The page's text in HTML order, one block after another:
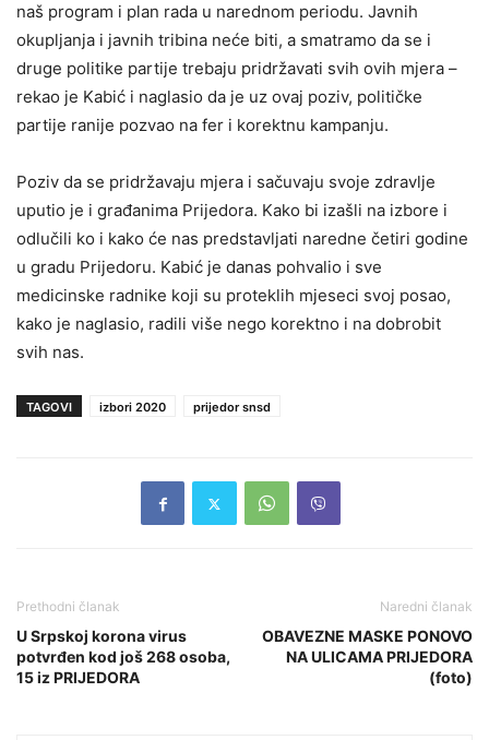
naš program i plan rada u narednom periodu. Javnih
okupljanja i javnih tribina neće biti, a smatramo da se i
druge politike partije trebaju pridržavati svih ovih mjera –
rekao je Kabić i naglasio da je uz ovaj poziv, političke
partije ranije pozvao na fer i korektnu kampanju.
Poziv da se pridržavaju mjera i sačuvaju svoje zdravlje
uputio je i građanima Prijedora. Kako bi izašli na izbore i
odlučili ko i kako će nas predstavljati naredne četiri godine
u gradu Prijedoru. Kabić je danas pohvalio i sve
medicinske radnike koji su proteklih mjeseci svoj posao,
kako je naglasio, radili više nego korektno i na dobrobit
svih nas.
TAGOVI izbori 2020 prijedor snsd
Prethodni članak
U Srpskoj korona virus
potvrđen kod još 268 osoba,
15 iz PRIJEDORA
Naredni članak
OBAVEZNE MASKE PONOVO
NA ULICAMA PRIJEDORA
(foto)